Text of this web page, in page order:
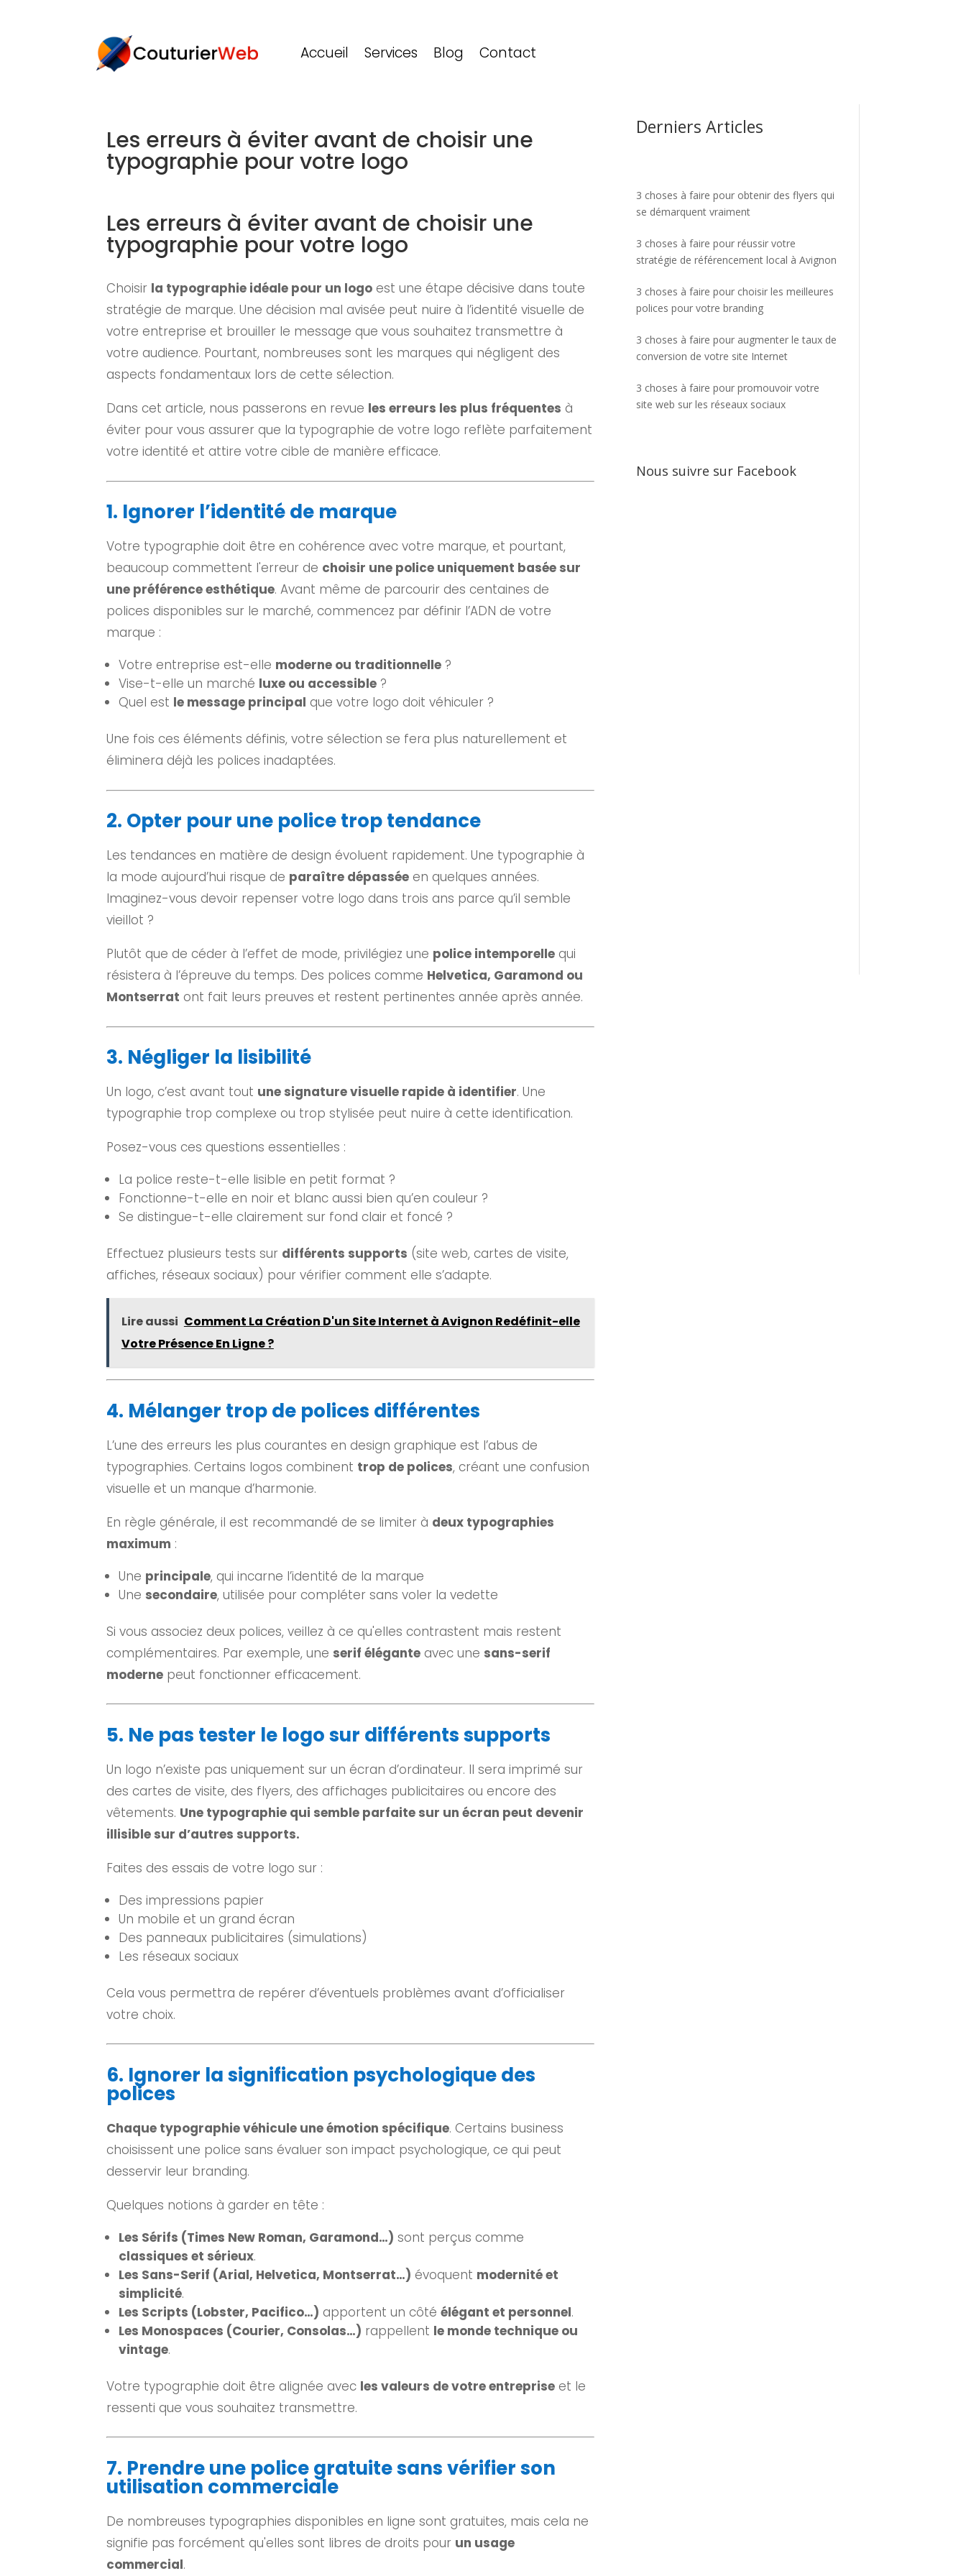
Accueil Services Blog Contact
Les erreurs à éviter avant de choisir une
typographie pour votre logo
Les erreurs à éviter avant de choisir une
typographie pour votre logo
Choisir la typographie idéale pour un logoest une étape décisive dans toute
stratégie de marque. Une décision mal avisée peut nuire à l’identité visuelle de
votre entreprise et brouiller le message que vous souhaitez transmettre à
votre audience. Pourtant, nombreuses sont les marques qui négligent des
aspects fondamentaux lors de cette sélection.
Dans cet article, nous passerons en revue les erreurs les plus fréquentes à
éviter pour vous assurer que la typographie de votre logo reflète parfaitement
votre identité et attire votre cible de manière efficace.
1. Ignorer l’identité de marque
Votre typographie doit être en cohérence avec votre marque, et pourtant,
beaucoup commettent l'erreur de choisir une police uniquement basée sur
une préférence esthétique. Avant même de parcourir des centaines de
polices disponibles sur le marché, commencez par définir l’ADN de votre
marque :
Votre entreprise est-elle moderne ou traditionnelle?
Vise-t-elle un marché luxe ou accessible?
Quel est le message principal que votre logo doit véhiculer ?
Une fois ces éléments définis, votre sélection se fera plus naturellement et
éliminera déjà les polices inadaptées.
2. Opter pour une police trop tendance
Les tendances en matière de design évoluent rapidement. Une typographie à
la mode aujourd’hui risque de paraître dépasséeen quelques années.
Imaginez-vous devoir repenser votre logo dans trois ans parce qu’il semble
vieillot ?
Plutôt que de céder à l’effet de mode, privilégiez une police intemporellequi
résistera à l’épreuve du temps. Des polices comme Helvetica, Garamond ou
Montserrat ont fait leurs preuves et restent pertinentes année après année.
3. Négliger la lisibilité
Un logo, c’est avant tout une signature visuelle rapide à identifier. Une
typographie trop complexe ou trop stylisée peut nuire à cette identification.
Posez-vous ces questions essentielles :
La police reste-t-elle lisible en petit format ?
Fonctionne-t-elle en noir et blanc aussi bien qu’en couleur ?
Se distingue-t-elle clairement sur fond clair et foncé ?
Effectuez plusieurs tests sur différents supports (site web, cartes de visite,
affiches, réseaux sociaux) pour vérifier comment elle s’adapte.
Lire aussi Comment La Création D'un Site Internet à Avignon Redéfinit-elle
Votre Présence En Ligne ?
4. Mélanger trop de polices différentes
L’une des erreurs les plus courantes en design graphique est l’abus de
typographies. Certains logos combinent trop de polices, créant une confusion
visuelle et un manque d’harmonie.
En règle générale, il est recommandé de se limiter à deux typographies
maximum :
Une principale, qui incarne l’identité de la marque
Une secondaire, utilisée pour compléter sans voler la vedette
Si vous associez deux polices, veillez à ce qu'elles contrastent mais restent
complémentaires. Par exemple, une serif éléganteavec une sans-serif
modernepeut fonctionner efficacement.
5. Ne pas tester le logo sur différents supports
Un logo n’existe pas uniquement sur un écran d’ordinateur. Il sera imprimé sur
des cartes de visite, des flyers, des affichages publicitaires ou encore des
vêtements. Une typographie qui semble parfaite sur un écran peut devenir
illisible sur d’autres supports.
Faites des essais de votre logo sur :
Des impressions papier
Un mobile et un grand écran
Des panneaux publicitaires (simulations)
Les réseaux sociaux
Cela vous permettra de repérer d’éventuels problèmes avant d’officialiser
votre choix.
6. Ignorer la signification psychologique des
polices
Chaque typographie véhicule une émotion spécifique. Certains business
choisissent une police sans évaluer son impact psychologique, ce qui peut
desservir leur branding.
Quelques notions à garder en tête :
Les Sérifs (Times New Roman, Garamond…) sont perçus comme
classiques et sérieux.
Les Sans-Serif (Arial, Helvetica, Montserrat…) évoquent modernité et
simplicité.
Les Scripts (Lobster, Pacifico…) apportent un côté élégant et personnel.
Les Monospaces (Courier, Consolas…) rappellent le monde technique ou
vintage.
Votre typographie doit être alignée avec les valeurs de votre entrepriseet le
ressenti que vous souhaitez transmettre.
7. Prendre une police gratuite sans vérifier son
utilisation commerciale
De nombreuses typographies disponibles en ligne sont gratuites, mais cela ne
signifie pas forcément qu'elles sont libres de droits pour un usage
commercial.
Derniers Articles
3 choses à faire pour obtenir des flyers qui
se démarquent vraiment
3 choses à faire pour réussir votre
stratégie de référencement local à Avignon
3 choses à faire pour choisir les meilleures
polices pour votre branding
3 choses à faire pour augmenter le taux de
conversion de votre site Internet
3 choses à faire pour promouvoir votre
site web sur les réseaux sociaux
Nous suivre sur Facebook